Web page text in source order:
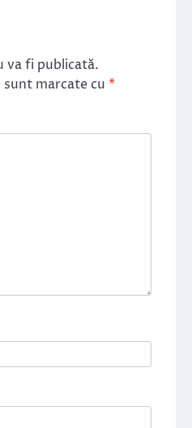
va fi publicată.
marcate cu *